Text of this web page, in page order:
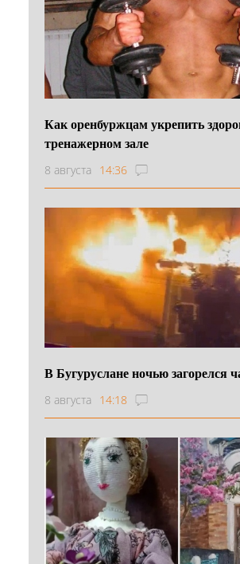
Как оренбуржцам укрепить
тренажерном зале
8 августа 14:36
В Бугуруслане ночью загорелся
8 августа 14:18